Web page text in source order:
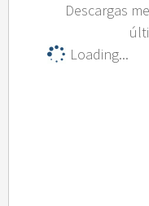
Descargas
Loading...